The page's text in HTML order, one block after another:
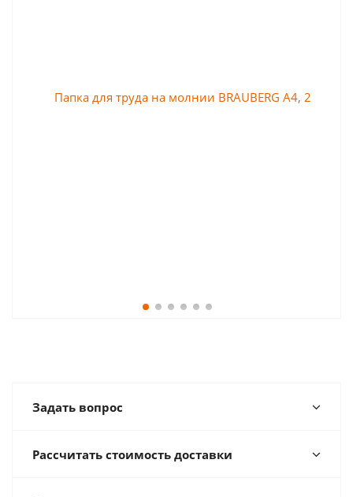
Задать вопрос
Рассчитать стоимость доставки